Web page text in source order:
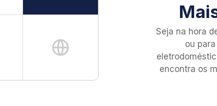
Seja na hora
ou
encontra os
Encontre tudo
Produtos para
cuidados
Escolha